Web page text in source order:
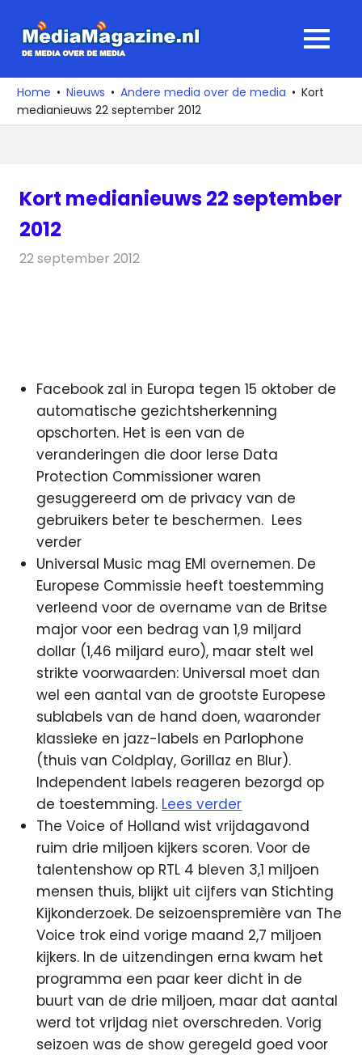
naar
media
over
de
MENU
Home Nieuws Andere media over de media
Kort
medianieuws 22 september 2012
Kort medianieuws 22 september
2012
22 september 2012
Facebook zal in Europa tegen 15 oktober de
automatische gezichtsherkenning
opschorten. Het is een van de
veranderingen die door Ierse Data
Protection Commissioner waren
gesuggereerd om de privacy van de
gebruikers beter te beschermen. Lees
verder
Universal Music mag EMI overnemen. De
Europese Commissie heeft toestemming
verleend voor de overname van de Britse
major voor een bedrag van 1,9 miljard
dollar (1,46 miljard euro), maar stelt wel
strikte voorwaarden: Universal moet dan
wel een aantal van de grootste Europese
sublabels van de hand doen, waaronder
klassieke en jazz-labels en Parlophone
(thuis van Coldplay, Gorillaz en Blur).
Independent labels reageren bezorgd op
de toestemming. Lees verder
The Voice of Holland wist vrijdagavond
ruim drie miljoen kijkers scoren. Voor de
talentenshow op RTL 4 bleven 3,1 miljoen
mensen thuis, blijkt uit cijfers van Stichting
Kijkonderzoek. De seizoenspremière van The
Voice trok eind vorige maand 2,7 miljoen
kijkers. In de uitzendingen erna kwam het
programma een paar keer dicht in de
buurt van de drie miljoen, maar dat aantal
werd tot vrijdag niet overschreden. Vorig
seizoen was de show geregeld goed voor